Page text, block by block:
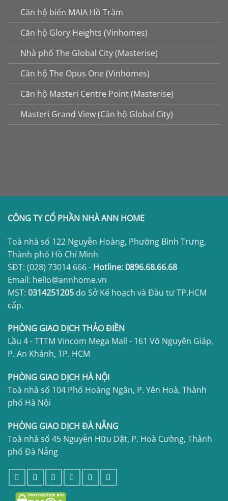
Căn hộ biển MAIA Hồ Tràm
Căn hộ Glory Heights (Vinhomes)
Nhà phố The Global City (Masterise)
Căn hộ The Opus One (Vinhomes)
Căn hộ Masteri Centre Point (Masterise)
Masteri Grand View (Căn hộ Global City)
CÔNG TY CỔ PHẦN NHÀ ANN HOME
Toà nhà số 122 Nguyễn Hoàng, Phường Bình Trưng,
Thành phố Hồ Chí Minh
SĐT: (028) 73014 666- Hotline:0896.68.66.68
Email: hello@annhome.vn
MST: 0314251205 do Sở Kế hoạch và Đầu tư TP.HCM
cấp.
PHÒNG GIAO DỊCH THẢO ĐIỀN
Lầu 4 - TTTM Vincom Mega Mall - 161 Võ Nguyên Giáp,
P. An Khánh, TP. HCM
PHÒNG GIAO DỊCH HÀ NỘI
Toà nhà số 104 Phố Hoàng Ngân, P. Yên Hoà, Thành
phố Hà Nội
PHÒNG GIAO DỊCH ĐÀ NẴNG
Toà nhà số 45 Nguyễn Hữu Dật, P. Hoà Cường, Thành
phố Đà Nẵng